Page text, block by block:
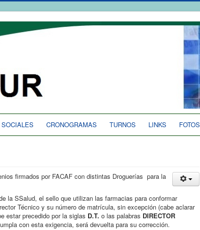
CRONOGRAMAS TURNOS LINKS FOTOS
firmados por FACAF con distintas Droguerías para la
la SSalud, el sello que utilizan las farmacias para conformar
Técnico y su número de matrícula, sin excepción (cabe aclarar
estar precedido por la siglas D.T. o las palabras DIRECTOR
con esta exigencia, será devuelta para su corrección.